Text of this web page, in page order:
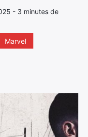
- 3 minutes de
Marvel